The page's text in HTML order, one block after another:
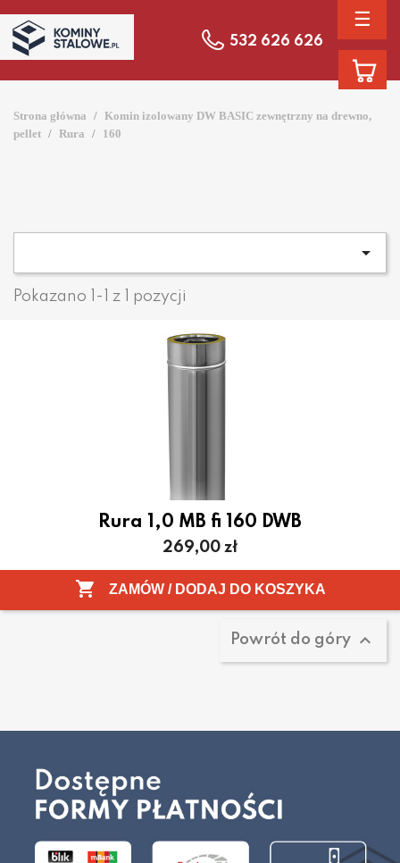
☰
532 626 626
Strona główna
Komin izolowany DW BASIC zewnętrzny na drewno,
pellet
Rura 160

Pokazano 1-1 z 1 pozycji
Rura 1,0 MB fi 160 DWB
Cena
269,00 zł
 ZAMÓW / DODAJ DO KOSZYKA
Pokazano 1-1 z 1 pozycji
Powrót do góry 